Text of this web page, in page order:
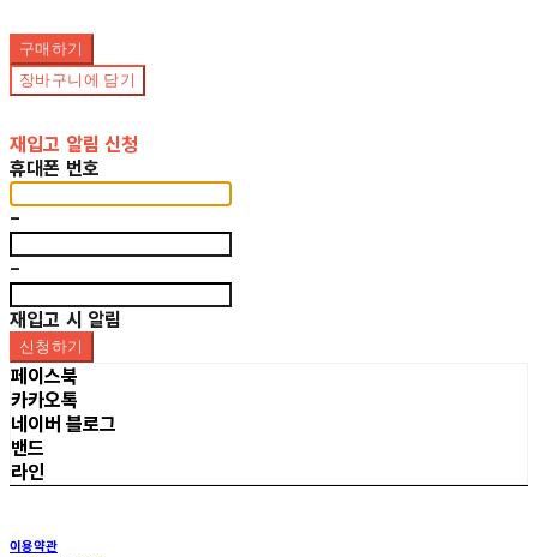
구매하기
장바구니에 담기
재입고 알림 신청
휴대폰 번호
-
-
재입고 시 알림
신청하기
페이스북
카카오톡
네이버 블로그
밴드
라인
이용약관